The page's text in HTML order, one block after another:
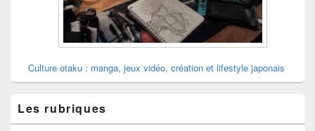
Culture otaku : manga, jeux vidéo, création et lifestyle japonais
Les rubriques